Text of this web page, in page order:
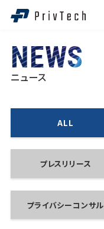
NEWS
ニュース
ALL
プレスリリース
プライバシーコンサル